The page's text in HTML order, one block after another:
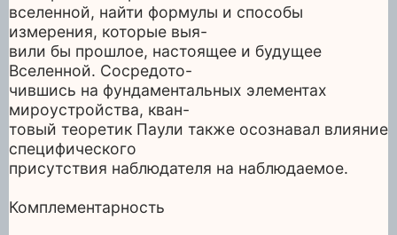
вселенной, найти формулы и способы
измерения, которые выя-
вили бы прошлое, настоящее и будущее
Вселенной. Сосредото-
чившись на фундаментальных элементах
мироустройства, кван-
товый теоретик Паули также осознавал влияние
специфического
присутствия наблюдателя на наблюдаемое.
Комплементарность